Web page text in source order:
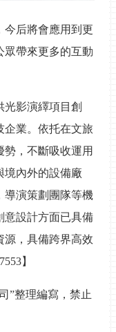
今后將會應用到更
眾帶來更多的互動
影演繹項目創
企業。依托在文旅
，不斷吸收運用
境內外的設備廠
導演策劃團隊等機
意設計方面已具備
源，具備跨界高效
】
”整理編寫，禁止